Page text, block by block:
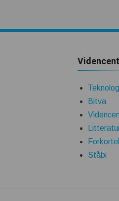
Bitva
Ståbi